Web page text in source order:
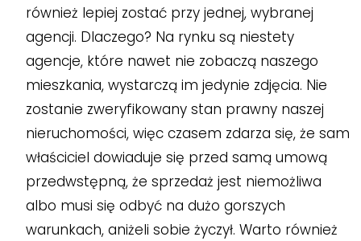
również lepiej zostać przy jednej, wybranej
agencji. Dlaczego? Na rynku są niestety
agencje, które nawet nie zobaczą naszego
mieszkania, wystarczą im jedynie zdjęcia. Nie
zostanie zweryfikowany stan prawny naszej
nieruchomości, więc czasem zdarza się, że sam
właściciel dowiaduje się przed samą umową
przedwstępną, że sprzedaż jest niemożliwa
albo musi się odbyć na dużo gorszych
warunkach, aniżeli sobie życzył. Warto również